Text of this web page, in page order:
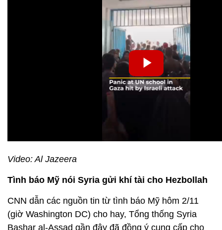
Video: Al Jazeera
Tình báo Mỹ nói Syria gửi khí tài cho Hezbollah
CNN dẫn các nguồn tin từ tình báo Mỹ hôm 2/11
(giờ Washington DC) cho hay, Tổng thống Syria
Bashar al-Assad gần đây đã đồng ý cung cấp cho